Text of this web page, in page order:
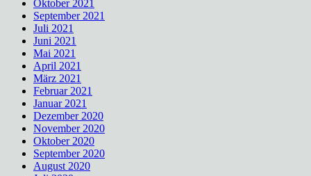
Oktober 2021
September 2021
Juli 2021
Juni 2021
Mai 2021
April 2021
März 2021
Februar 2021
Januar 2021
Dezember 2020
November 2020
Oktober 2020
September 2020
August 2020